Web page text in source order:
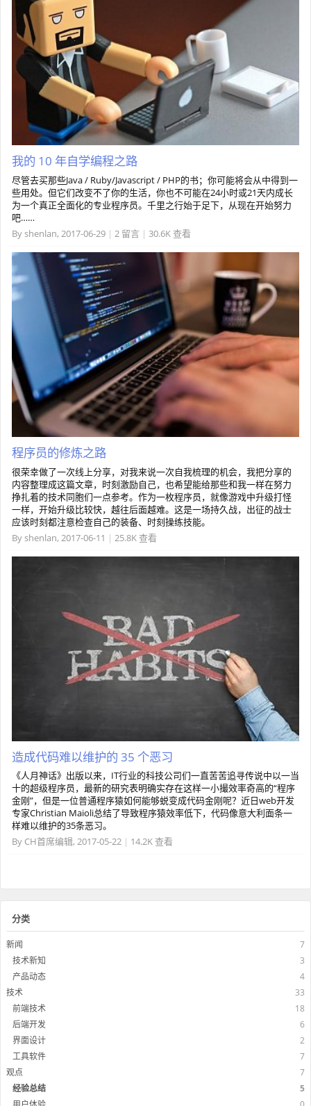
我的 10 年自学编程之路
尽管去买那些Java / Ruby/Javascript / PHP的书；你可能将会从中得到一
些用处。但它们改变不了你的生活，你也不可能在24小时或21天内成长
为一个真正全面化的专业程序员。千里之行始于足下，从现在开始努力
吧……
Byshenlan, 2017-06-29 | 2 留言 | 30.6K 查看
程序员的修炼之路
很荣幸做了一次线上分享，对我来说一次自我梳理的机会，我把分享的
内容整理成这篇文章，时刻激励自己，也希望能给那些和我一样在努力
挣扎着的技术同胞们一点参考。作为一枚程序员，就像游戏中升级打怪
一样，开始升级比较快，越往后面越难。这是一场持久战，出征的战士
应该时刻都注意检查自己的装备、时刻操练技能。
Byshenlan, 2017-06-11 | 25.8K 查看
造成代码难以维护的 35 个恶习
《人月神话》出版以来，IT行业的科技公司们一直苦苦追寻传说中以一当
十的超级程序员，最新的研究表明确实存在这样一小撮效率奇高的“程序
金刚”，但是一位普通程序猿如何能够蜕变成代码金刚呢？近日web开发
专家Christian Maioli总结了导致程序猿效率低下，代码像意大利面条一
样难以维护的35条恶习。
By CH首席编辑, 2017-05-22 | 14.2K 查看
分类
新闻
7
技术新知
3
产品动态
4
技术
33
前端技术
18
后端开发
6
界面设计
2
工具软件
7
观点
7
经验总结
5